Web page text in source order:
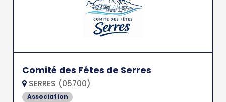
Comité des Fêtes de Serres
SERRES (05700)
Association